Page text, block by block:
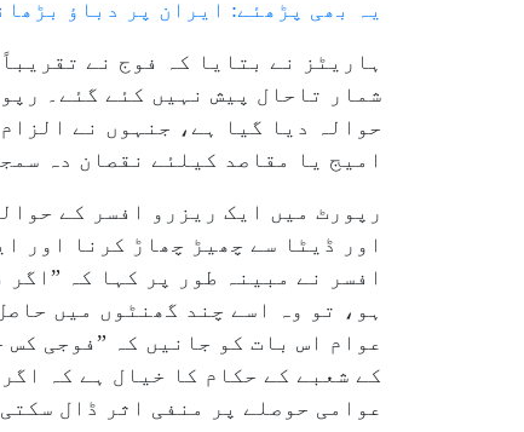
یہ بھی پڑھئے: ایران پر دباؤ
شمار تاحال پیش نہیں کئے گئے۔
حوالہ دیا گیا ہے، جنہوں نے
امیج یا مقاصد کیلئے نقصان دہ
رپورٹ میں ایک ریزرو افسر کے
اور ڈیٹا سے چھیڑ چھاڑ کرنا اور
افسر نے مبینہ طور پر کہا کہ
ہو، تو وہ اسے چند گھنٹوں میں
عوام اس بات کو جانیں کہ ”فوجی
کے شعبے کے حکام کا خیال ہے کہ
عوامی حوصلے پر منفی اثر ڈال سکتی